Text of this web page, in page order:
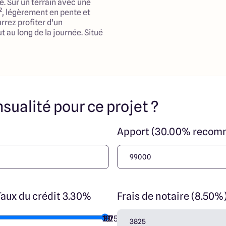
Sur un terrain avec une
légèrement en pente et
profiter d'un
long de la journée. Situé
ce terrain bénéficie de
commun, de verdure, et de
aux besoins d'une
habitable de 150 m²,
chacun. Le vaste salon
la maison, propice à des
Le garage
vous
individuelle, garantissant
les membres de votre
pour ce projet ?
Apport (30.00%
du crédit 3.30%
7
10
15
2025
Frais de notaire